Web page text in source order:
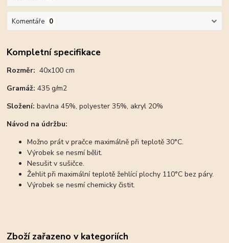
Komentáře 0
Kompletní specifikace
Rozměr:40x100 cm
Gramáž: 435 g/m2
Složení: bavlna 45%, polyester 35%, akryl 20%
Návod na údržbu:
Možno prát v pračce maximálně při teplotě 30°C.
Výrobek se nesmí bělit.
Nesušit v sušičce.
Žehlit při maximální teplotě žehlící plochy 110°C bez páry.
Výrobek se nesmí chemicky čistit.
Zboží zařazeno v kategoriích